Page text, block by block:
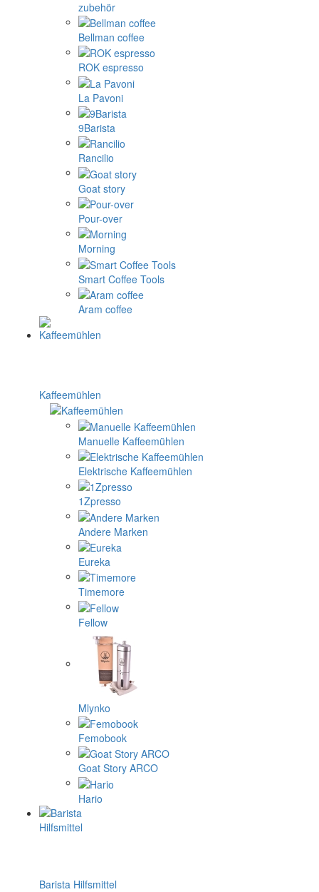
zubehör
Bellman coffee
ROK espresso
La Pavoni
9Barista
Rancilio
Goat story
Pour-over
Morning
Smart Coffee Tools
Aram coffee
Kaffeemühlen
Manuelle Kaffeemühlen
Elektrische Kaffeemühlen
1Zpresso
Andere Marken
Eureka
Timemore
Fellow
Mlynko
Femobook
Goat Story ARCO
Hario
Barista Hilfsmittel